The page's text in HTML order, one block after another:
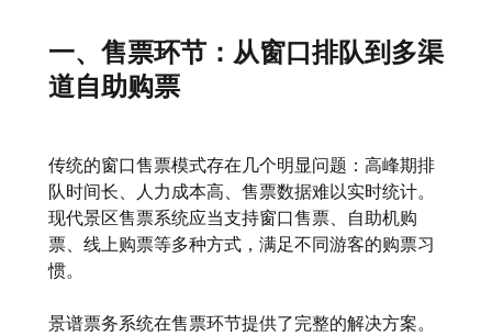
一、售票环节：从窗口排队到多渠
道自助购票
传统的窗口售票模式存在几个明显问题：高峰期排
队时间长、人力成本高、售票数据难以实时统计。
现代景区售票系统应当支持窗口售票、自助机购
票、线上购票等多种方式，满足不同游客的购票习
惯。
景谱票务系统在售票环节提供了完整的解决方案。